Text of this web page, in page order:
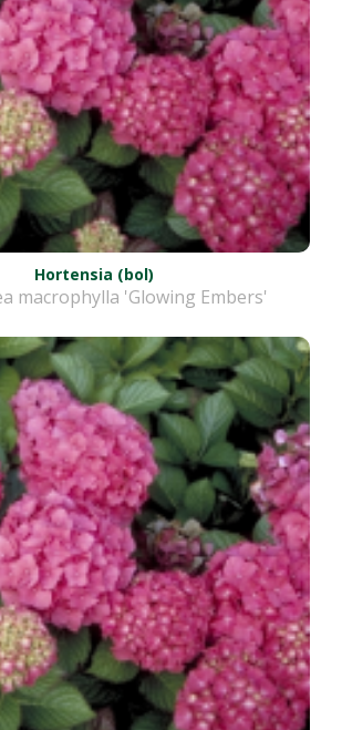
Hortensia (bol)
macrophylla 'Glowing Embers'